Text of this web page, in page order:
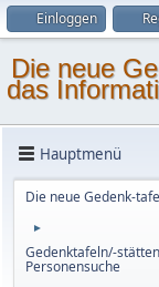
Einloggen
Die neue
das
Hauptmenü
Die neue Gedenk-
►
Gedenktafeln/-
Personensuche